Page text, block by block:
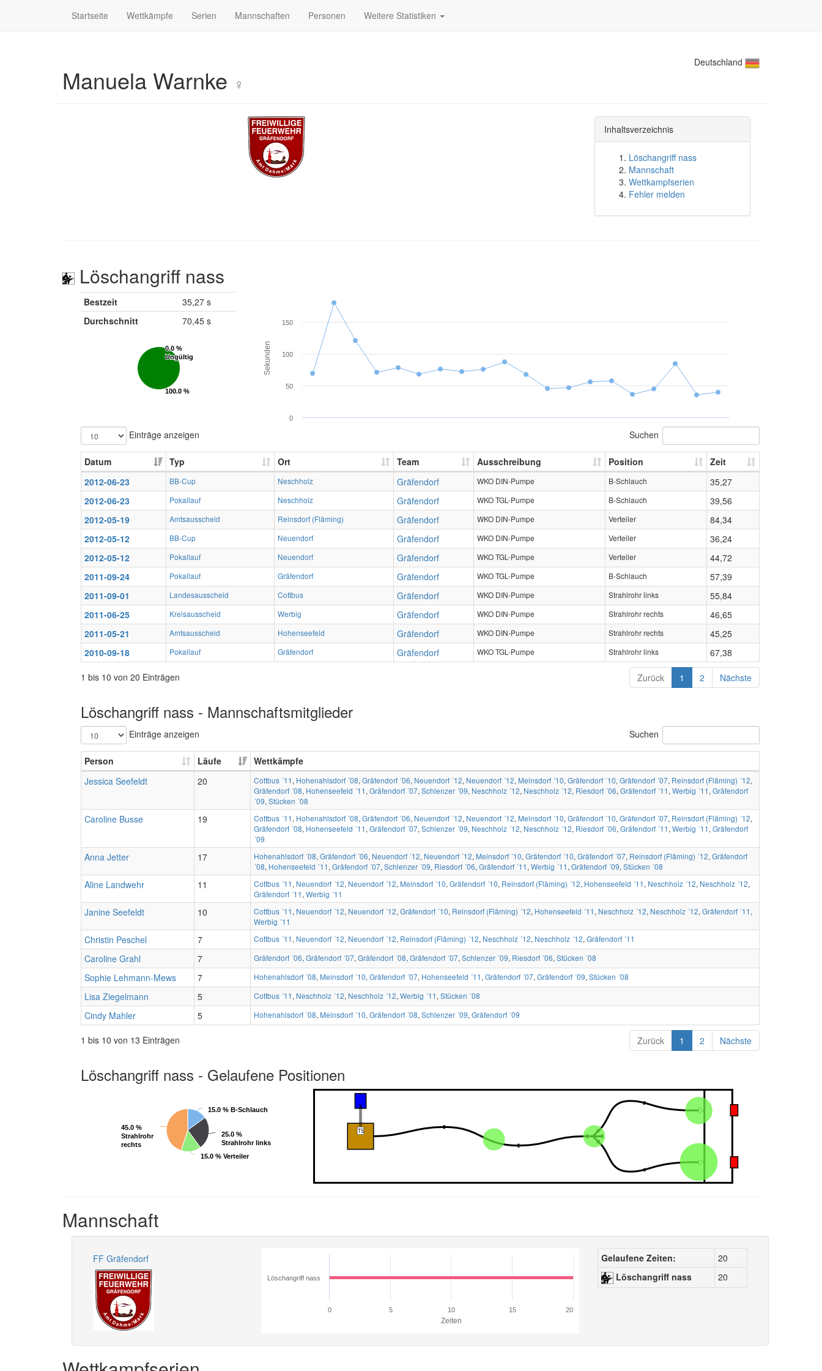
Startseite Wettkämpfe Serien Mannschaften Personen Weitere Statistiken
Deutschland
Manuela Warnke ♀
Inhaltsverzeichnis
Löschangriff nass
Mannschaft
Wettkampfserien
Fehler melden
Löschangriff nass
Bestzeit
35,27 s
Durchschnitt
70,45 s
0.0 %
Ungültig
0.0 %
Ungültig
100.0 %
100.0 %
Sekunden
0
50
100
150
Einträge anzeigen Suchen
Datum Typ Ort Team Ausschreibung Position
Zeit
2012-06-23
BB-Cup Neschholz Gräfendorf WKO DIN-Pumpe B-Schlauch
35,27
2012-06-23
Pokallauf Neschholz Gräfendorf WKO TGL-Pumpe B-Schlauch
39,56
2012-05-19
Amtsausscheid Reinsdorf (Fläming) Gräfendorf WKO DIN-Pumpe Verteiler
84,34
2012-05-12
BB-Cup Neuendorf Gräfendorf WKO DIN-Pumpe Verteiler
36,24
2012-05-12
Pokallauf Neuendorf Gräfendorf WKO TGL-Pumpe Verteiler
44,72
2011-09-24
Pokallauf Gräfendorf Gräfendorf WKO TGL-Pumpe B-Schlauch
57,39
2011-09-01
Landesausscheid Cottbus Gräfendorf WKO DIN-Pumpe Strahlrohr links
55,84
2011-06-25
Kreisausscheid Werbig Gräfendorf WKO DIN-Pumpe Strahlrohr rechts
46,65
2011-05-21
Amtsausscheid Hohenseefeld Gräfendorf WKO DIN-Pumpe Strahlrohr rechts
45,25
2010-09-18
Pokallauf Gräfendorf Gräfendorf WKO TGL-Pumpe Strahlrohr links
67,38
1 bis 10 von 20 Einträgen
Zurück 1 2 Nächste
Löschangriff nass - Mannschaftsmitglieder
Einträge anzeigen Suchen
Person Läufe
Wettkämpfe
Jessica Seefeldt
20 Cottbus ´11 , Hohenahlsdorf ´08, Gräfendorf ´06, Neuendorf ´12, Neuendorf ´12, Meinsdorf ´10, Gräfendorf ´10, Gräfendorf ´07, Reinsdorf (Fläming) ´12,
Gräfendorf ´08, Hohenseefeld ´11 , Gräfendorf ´07, Schlenzer ´09, Neschholz ´12, Neschholz ´12, Riesdorf ´06, Gräfendorf ´11 , Werbig ´11 , Gräfendorf
´09, Stücken ´08
Caroline Busse 19 Cottbus ´11 , Hohenahlsdorf ´08, Gräfendorf ´06, Neuendorf ´12, Neuendorf ´12, Meinsdorf ´10, Gräfendorf ´10, Gräfendorf ´07, Reinsdorf (Fläming) ´12,
Gräfendorf ´08, Hohenseefeld ´11 , Gräfendorf ´07, Schlenzer ´09, Neschholz ´12, Neschholz ´12, Riesdorf ´06, Gräfendorf ´11 , Werbig ´11 , Gräfendorf
´09
Anna Jetter 17 Hohenahlsdorf ´08, Gräfendorf ´06, Neuendorf ´12, Neuendorf ´12, Meinsdorf ´10, Gräfendorf ´10, Gräfendorf ´07, Reinsdorf (Fläming) ´12, Gräfendorf
´08, Hohenseefeld ´11 , Gräfendorf ´07, Schlenzer ´09, Riesdorf ´06, Gräfendorf ´11 , Werbig ´11 , Gräfendorf ´09, Stücken ´08
Aline Landwehr 11 Cottbus ´11 , Neuendorf ´12, Neuendorf ´12, Meinsdorf ´10, Gräfendorf ´10, Reinsdorf (Fläming) ´12, Hohenseefeld ´11 , Neschholz ´12, Neschholz ´12,
Gräfendorf ´11 , Werbig ´11
Janine Seefeldt 10 Cottbus ´11 , Neuendorf ´12, Neuendorf ´12, Gräfendorf ´10, Reinsdorf (Fläming) ´12, Hohenseefeld ´11 , Neschholz ´12, Neschholz ´12, Gräfendorf ´11 ,
Werbig ´11
Christin Peschel 7 Cottbus ´11 , Neuendorf ´12, Neuendorf ´12, Reinsdorf (Fläming) ´12, Neschholz ´12, Neschholz ´12, Gräfendorf ´11
Caroline Grahl 7 Gräfendorf ´06, Gräfendorf ´07, Gräfendorf ´08, Gräfendorf ´07, Schlenzer ´09, Riesdorf ´06, Stücken ´08
Sophie Lehmann-Mews 7 Hohenahlsdorf ´08, Meinsdorf ´10, Gräfendorf ´07, Hohenseefeld ´11 , Gräfendorf ´07, Gräfendorf ´09, Stücken ´08
Lisa Ziegelmann 5 Cottbus ´11 , Neschholz ´12, Neschholz ´12, Werbig ´11 , Stücken ´08
Cindy Mahler 5 Hohenahlsdorf ´08, Meinsdorf ´10, Gräfendorf ´08, Schlenzer ´09, Gräfendorf ´09
1 bis 10 von 13 Einträgen Zurück 1 2 Nächste
Löschangriff nass - Gelaufene Positionen
15.0 % B-Schlauch
15.0 % B-Schlauch
25.0 %
Strahlrohr links
25.0 %
Strahlrohr links
15.0 % Verteiler
15.0 % Verteiler
45.0 %
Strahlrohr
rechts
45.0 %
Strahlrohr
rechts
Mannschaft
FF Gräfendorf
Zeiten
Löschangriff nass
0 10 20
5 15
Gelaufene Zeiten:
20
Löschangriff nass
20